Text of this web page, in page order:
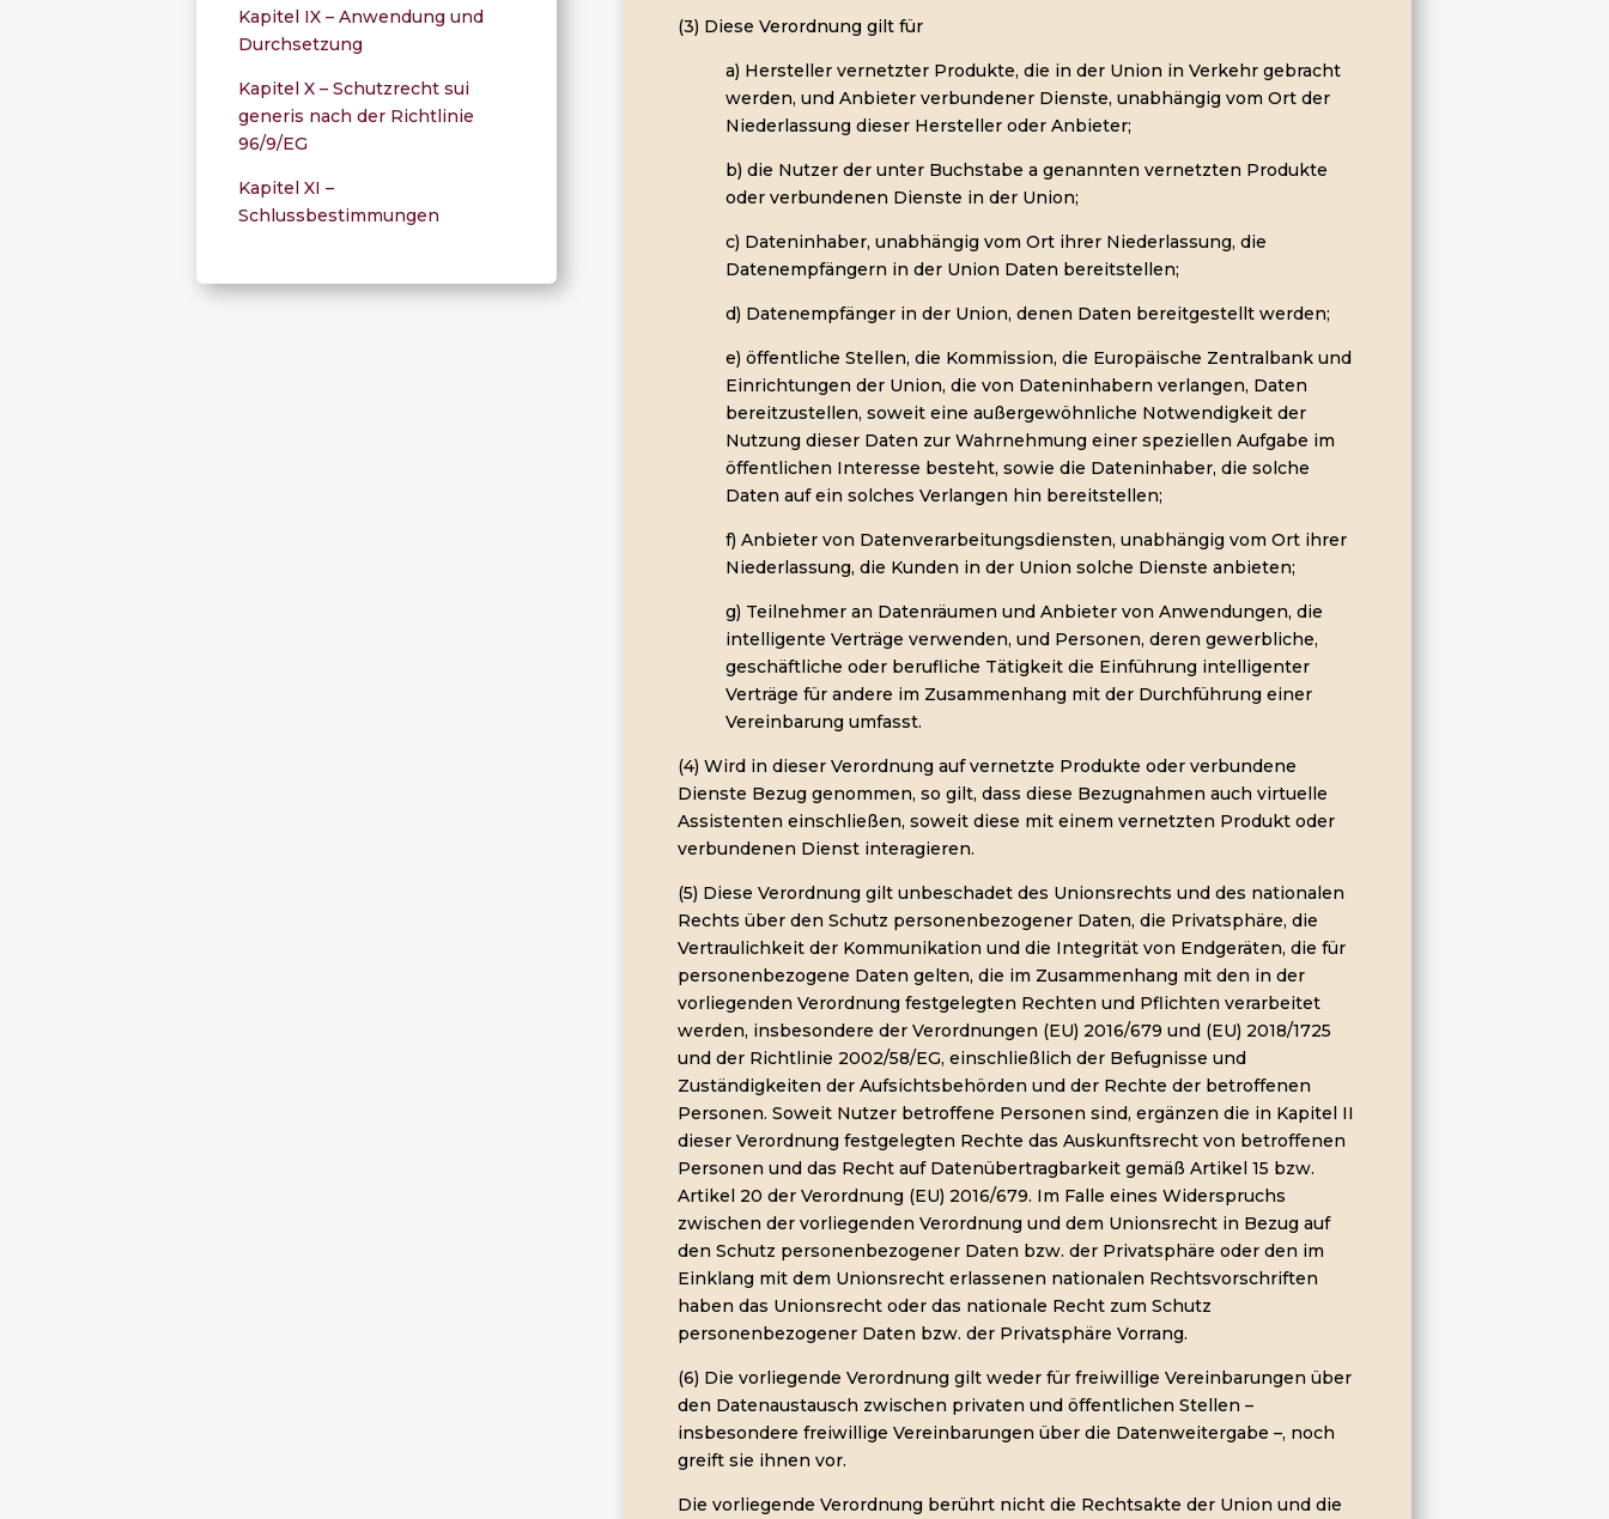
Kapitel IX – Anwendung und
Durchsetzung
Kapitel X – Schutzrecht sui
generis nach der Richtlinie
96/9/EG
Kapitel XI –
Schlussbestimmungen
(3) Diese Verordnung gilt für
a) Hersteller vernetzter Produkte, die in der Union in Verkehr gebracht
werden, und Anbieter verbundener Dienste, unabhängig vom Ort der
Niederlassung dieser Hersteller oder Anbieter;
b) die Nutzer der unter Buchstabe a genannten vernetzten Produkte
oder verbundenen Dienste in der Union;
c) Dateninhaber, unabhängig vom Ort ihrer Niederlassung, die
Datenempfängern in der Union Daten bereitstellen;
d) Datenempfänger in der Union, denen Daten bereitgestellt werden;
e) öffentliche Stellen, die Kommission, die Europäische Zentralbank und
Einrichtungen der Union, die von Dateninhabern verlangen, Daten
bereitzustellen, soweit eine außergewöhnliche Notwendigkeit der
Nutzung dieser Daten zur Wahrnehmung einer speziellen Aufgabe im
öffentlichen Interesse besteht, sowie die Dateninhaber, die solche
Daten auf ein solches Verlangen hin bereitstellen;
f) Anbieter von Datenverarbeitungsdiensten, unabhängig vom Ort ihrer
Niederlassung, die Kunden in der Union solche Dienste anbieten;
g) Teilnehmer an Datenräumen und Anbieter von Anwendungen, die
intelligente Verträge verwenden, und Personen, deren gewerbliche,
geschäftliche oder berufliche Tätigkeit die Einführung intelligenter
Verträge für andere im Zusammenhang mit der Durchführung einer
Vereinbarung umfasst.
(4) Wird in dieser Verordnung auf vernetzte Produkte oder verbundene
Dienste Bezug genommen, so gilt, dass diese Bezugnahmen auch virtuelle
Assistenten einschließen, soweit diese mit einem vernetzten Produkt oder
verbundenen Dienst interagieren.
(5) Diese Verordnung gilt unbeschadet des Unionsrechts und des nationalen
Rechts über den Schutz personenbezogener Daten, die Privatsphäre, die
Vertraulichkeit der Kommunikation und die Integrität von Endgeräten, die für
personenbezogene Daten gelten, die im Zusammenhang mit den in der
vorliegenden Verordnung festgelegten Rechten und Pflichten verarbeitet
werden, insbesondere der Verordnungen (EU) 2016/679 und (EU) 2018/1725
und der Richtlinie 2002/58/EG, einschließlich der Befugnisse und
Zuständigkeiten der Aufsichtsbehörden und der Rechte der betroffenen
Personen. Soweit Nutzer betroffene Personen sind, ergänzen die in Kapitel II
dieser Verordnung festgelegten Rechte das Auskunftsrecht von betroffenen
Personen und das Recht auf Datenübertragbarkeit gemäß Artikel 15 bzw.
Artikel 20 der Verordnung (EU) 2016/679. Im Falle eines Widerspruchs
zwischen der vorliegenden Verordnung und dem Unionsrecht in Bezug auf
den Schutz personenbezogener Daten bzw. der Privatsphäre oder den im
Einklang mit dem Unionsrecht erlassenen nationalen Rechtsvorschriften
haben das Unionsrecht oder das nationale Recht zum Schutz
personenbezogener Daten bzw. der Privatsphäre Vorrang.
(6) Die vorliegende Verordnung gilt weder für freiwillige Vereinbarungen über
den Datenaustausch zwischen privaten und öffentlichen Stellen –
insbesondere freiwillige Vereinbarungen über die Datenweitergabe –, noch
greift sie ihnen vor.
Die vorliegende Verordnung berührt nicht die Rechtsakte der Union und die